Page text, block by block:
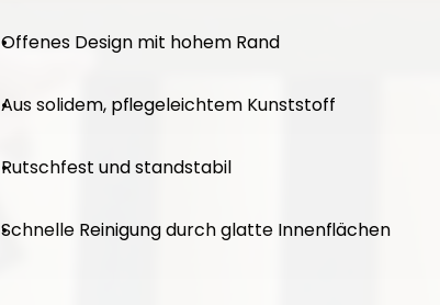
Offenes Design mit hohem Rand
Aus solidem, pflegeleichtem Kunststoff
Rutschfest und standstabil
Schnelle Reinigung durch glatte Innenflächen